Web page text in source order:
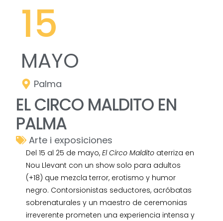
15
MAYO
Palma
EL CIRCO MALDITO EN
PALMA
Arte i exposiciones
Del 15 al 25 de mayo,El Circo Maldito aterriza en
Nou Llevant con un show solo para adultos
(+18) que mezcla terror, erotismo y humor
negro. Contorsionistas seductores, acróbatas
sobrenaturales y un maestro de ceremonias
irreverente prometen una experiencia intensa y